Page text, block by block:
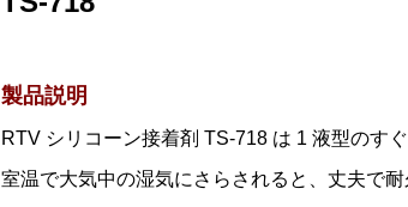
製品説明
RTV シリコーン接着剤 TS-718 は 1 液型のす
室温で大気中の湿気にさらされると、丈夫で